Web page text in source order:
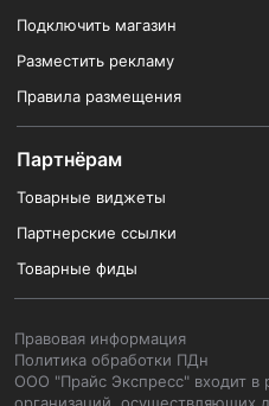
Подключить магазин
Разместить рекламу
Правила размещения
Партнёрам
Товарные виджеты
Партнерские ссылки
Товарные фиды
Правовая информация
Политика обработки ПДн
ООО "Прайс Экспресс" входит в